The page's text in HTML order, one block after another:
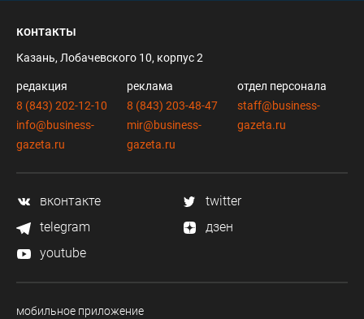
контакты
Казань, Лобачевского 10, корпус 2
редакция
8 (843) 202-12-10
info@business-
gazeta.ru
реклама
8 (843) 203-48-47
mir@business-
gazeta.ru
отдел персонала
staff@business-
gazeta.ru
вконтакте
twitter
telegram
дзен
youtube
мобильное приложение